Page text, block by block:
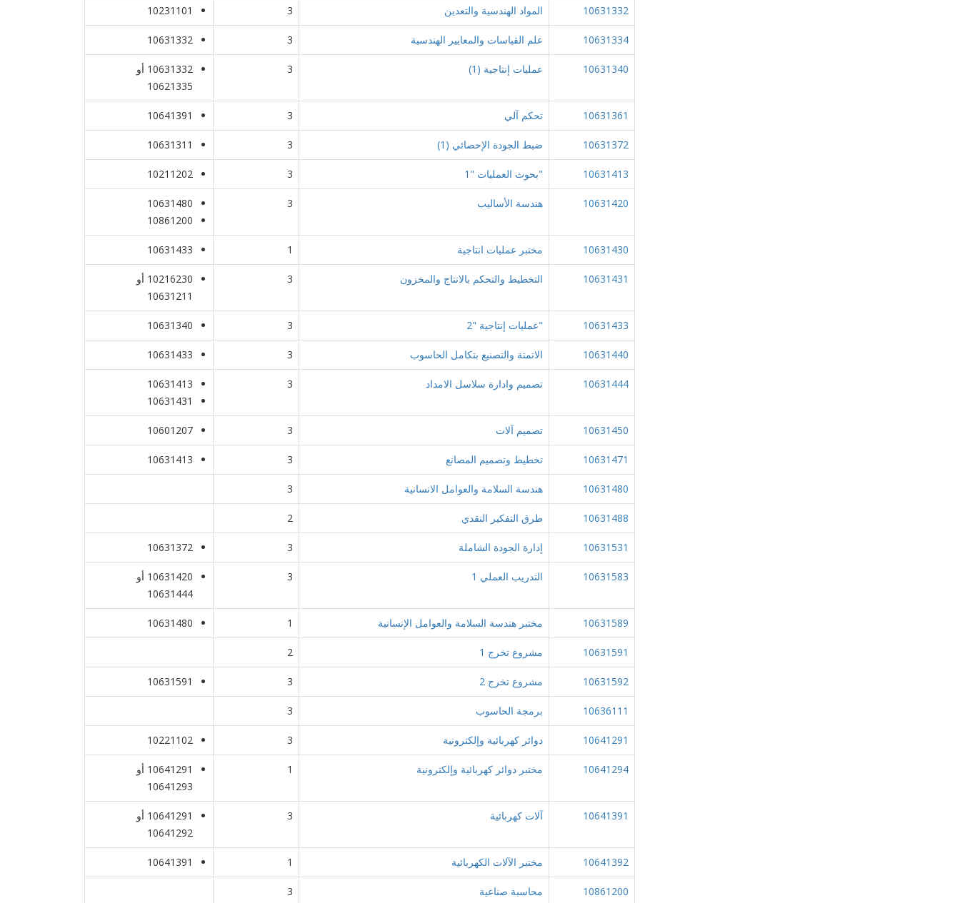
10631332 المواد الهندسية والتعدين 3
10231101
10631334 علم القياسات والمعايير الهندسية 3
10631332
10631340 عمليات إنتاجية (1) 3
10631332 أو
10621335
10631361 تحكم آلي 3
10641391
10631372 ضبط الجودة الإحصائي (1) 3
10631311
10631413 "بحوث العمليات "1 3
10211202
10631420 هندسة الأساليب 3
10631480
10861200
10631430 مختبر عمليات انتاجية 1
10631433
10631431 التخطيط والتحكم بالانتاج والمخزون 3
10216230 أو
10631211
10631433 "عمليات إنتاجية "2 3
10631340
10631440 الاتمتة والتصنيع بتكامل الحاسوب 3
10631433
10631444 تصميم وادارة سلاسل الامداد 3
10631413
10631431
10631450 تصميم آلات 3
10601207
10631471 تخطيط وتصميم المصانع 3
10631413
10631480 هندسة السلامة والعوامل الانسانية 3
10631488 طرق التفكير النقدي 2
10631531 إدارة الجودة الشاملة 3
10631372
10631583 التدريب العملي 1 3
10631420 أو
10631444
10631589 مختبر هندسة السلامة والعوامل الإنسانية 1
10631480
10631591 مشروع تخرج 1 2
10631592 مشروع تخرج 2 3
10631591
10636111 برمجة الحاسوب 3
10641291 دوائر كهربائية وإلكترونية 3
10221102
10641294 مختبر دوائر كهربائية وإلكترونية 1
10641291 أو
10641293
10641391 آلات كهربائية 3
10641291 أو
10641292
10641392 مختبر الآلات الكهربائية 1
10641391
10861200 محاسبة صناعية 3